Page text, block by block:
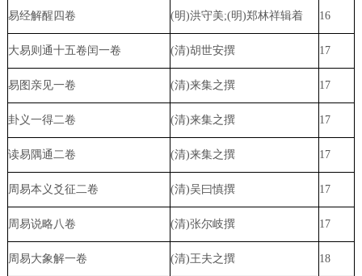
易经解醒四卷 (明)洪守美;(明)郑林祥辑着 16
大易则通十五卷闰一卷 (清)胡世安撰 17
易图亲见一卷 (清)来集之撰 17
卦义一得二卷 (清)来集之撰 17
读易隅通二卷 (清)来集之撰 17
周易本义爻征二卷 (清)吴曰慎撰 17
周易说略八卷 (清)张尔岐撰 17
周易大象解一卷 (清)王夫之撰 18